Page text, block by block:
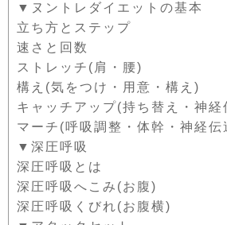
▼ヌントレダイエットの基本
立ち方とステップ
速さと回数
ストレッチ(肩・腰)
構え(気をつけ・用意・構え)
キャッチアップ(持ち替え・神経
マーチ(呼吸調整・体幹・神経伝
▼深圧呼吸
深圧呼吸とは
深圧呼吸へこみ(お腹)
深圧呼吸くびれ(お腹横)